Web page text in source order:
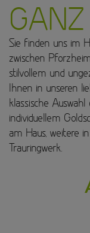
Sie finden uns im
zwischen
stilvollem und
Ihnen in unseren
klassische
individuellem
am Haus, weitere
Trauringwerk.